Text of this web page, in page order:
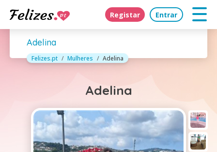
Registar Entrar
Adelina
Felizes.pt Mulheres Adelina
Adelina